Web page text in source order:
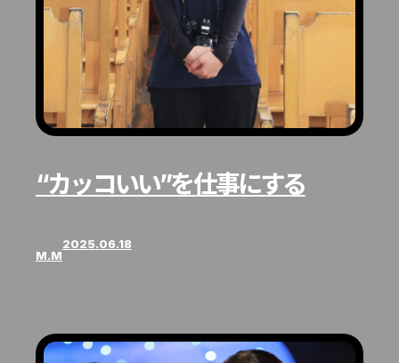
“カッコいい”を仕事にする
M.M
2025.06.18